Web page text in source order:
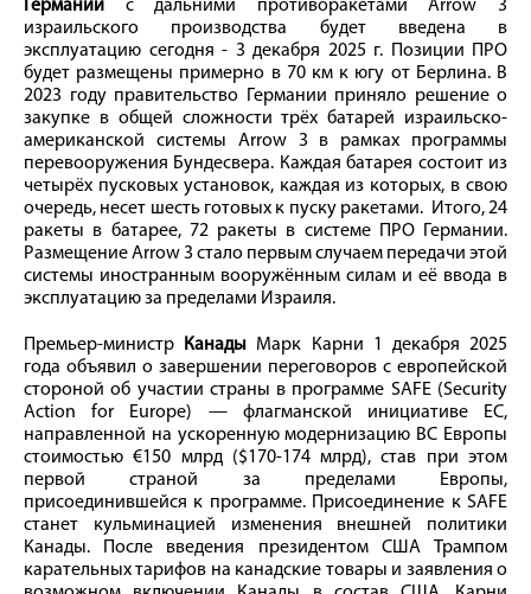
Германии с дальними противоракетами Arrow 3
израильского производства будет введена в
эксплуатацию сегодня - 3 декабря 2025 г. Позиции ПРО
будет размещены примерно в 70 км к югу от Берлина. В
2023 году правительство Германии приняло решение о
закупке в общей сложности трёх батарей израильско-
американской системы Arrow 3 в рамках программы
перевооружения Бундесвера. Каждая батарея состоит из
четырёх пусковых установок, каждая из которых, в свою
очередь, несет шесть готовых к пуску ракетами. Итого, 24
ракеты в батарее, 72 ракеты в системе ПРО Германии.
Размещение Arrow 3 стало первым случаем передачи этой
системы иностранным вооружённым силам и её ввода в
эксплуатацию за пределами Израиля.
Премьер-министр Канады Марк Карни 1 декабря 2025
года объявил о завершении переговоров с европейской
стороной об участии страны в программе SAFE (Security
Action for Europe) — флагманской инициативе ЕС,
направленной на ускоренную модернизацию ВС Европы
стоимостью €150 млрд ($170-174 млрд), став при этом
первой страной за пределами Европы,
присоединившейся к программе. Присоединение к SAFE
станет кульминацией изменения внешней политики
Канады. После введения президентом США Трампом
карательных тарифов на канадские товары и заявления о